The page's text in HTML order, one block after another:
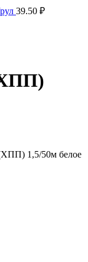
39.50 ₽
1,5/50м белое